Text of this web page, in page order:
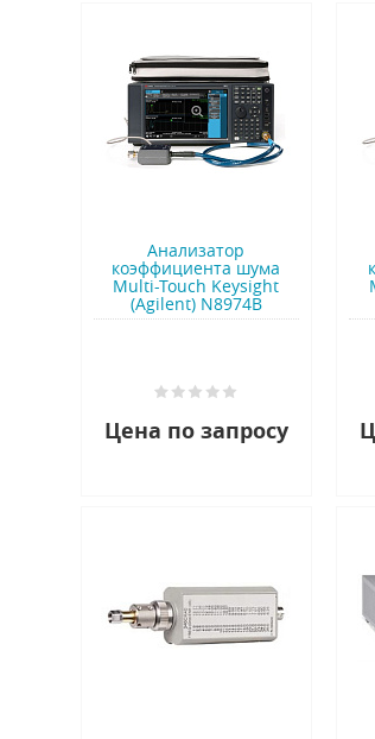
Анализатор
коэффициента шума
Multi-Touch Keysight
(Agilent) N8974B
Цена по запросу